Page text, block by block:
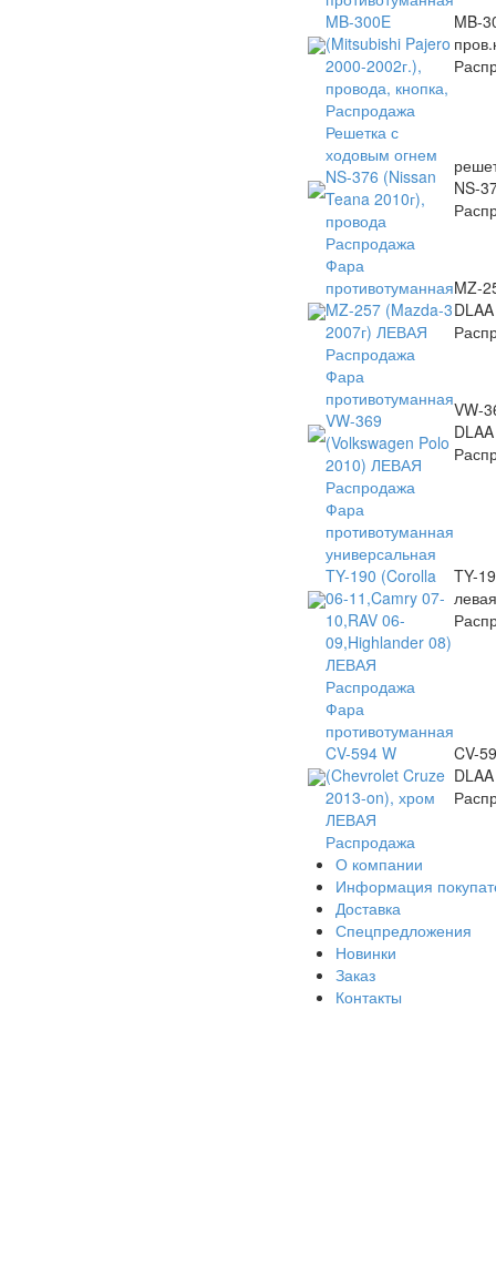
MB-300E
(Mitsubishi Pajero
2000-2002г.),
провода, кнопка,
Распродажа
MB-
Решетка с
ходовым огнем
NS-376 (Nissan
Teana 2010г),
провода
Распродажа
NS-
Фара
противотуманная
MZ-257 (Mazda-3
2007г) ЛЕВАЯ
Распродажа
MZ-
Фара
противотуманная
VW-369
(Volkswagen Polo
2010) ЛЕВАЯ
Распродажа
VW-
Фара
противотуманная
универсальная
TY-190 (Corolla
06-11,Camry 07-
10,RAV 06-
09,Highlander 08)
ЛЕВАЯ
Распродажа
TY-
левая
Фара
противотуманная
CV-594 W
(Chevrolet Cruze
2013-on), хром
ЛЕВАЯ
Распродажа
CV-
О компании
Информация
Доставка
Спецпредложения
Новинки
Заказ
Контакты